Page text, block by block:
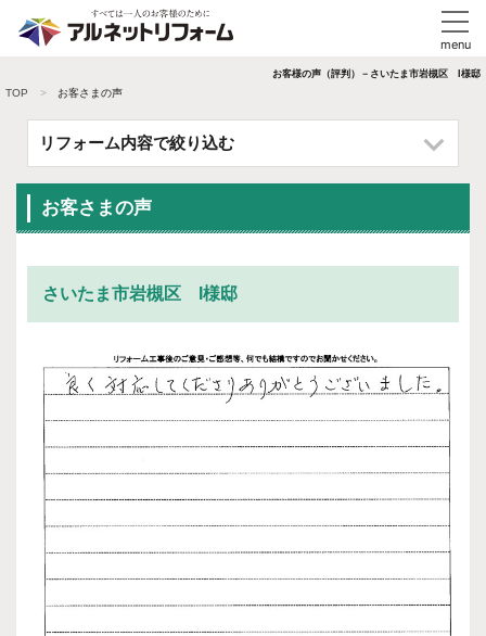
お客様の声（評判）－さいたま市岩槻区 I様邸
TOP お客さまの声
リフォーム内容で絞り込む
お客さまの声
さいたま市岩槻区 I様邸